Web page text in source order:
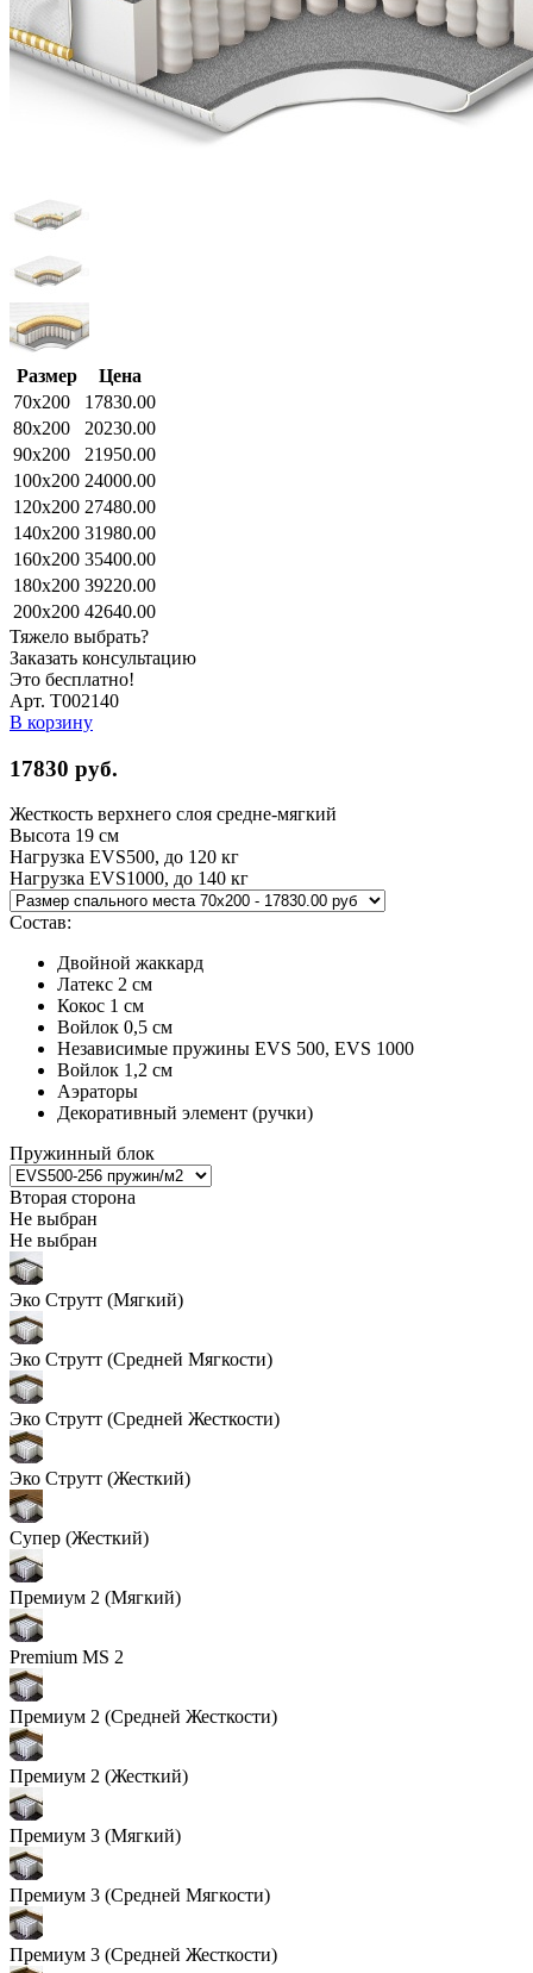
Размер
Цена
70x200
17830.00
80x200
20230.00
90x200
21950.00
100x200 24000.00
120x200 27480.00
140x200 31980.00
160x200 35400.00
180x200 39220.00
200x200 42640.00
Тяжело выбрать?
Заказать консультацию
Это бесплатно!
Арт. Т002140
В корзину
17830 руб.
Жесткость верхнего слоя средне-мягкий
Высота 19 см
Нагрузка EVS500, до 120 кг
Нагрузка EVS1000, до 140 кг
Состав:
Двойной жаккард
Латекс 2 см
Кокос 1 см
Войлок 0,5 см
Независимые пружины EVS 500, EVS 1000
Войлок 1,2 см
Аэраторы
Декоративный элемент (ручки)
Пружинный блок
Вторая сторона
Не выбран
Не выбран
Эко Струтт (Мягкий)
Эко Струтт (Средней Мягкости)
Эко Струтт (Средней Жесткости)
Эко Струтт (Жесткий)
Супер (Жесткий)
Премиум 2 (Мягкий)
Premium MS 2
Премиум 2 (Средней Жесткости)
Премиум 2 (Жесткий)
Премиум 3 (Мягкий)
Премиум 3 (Средней Мягкости)
Премиум 3 (Средней Жесткости)